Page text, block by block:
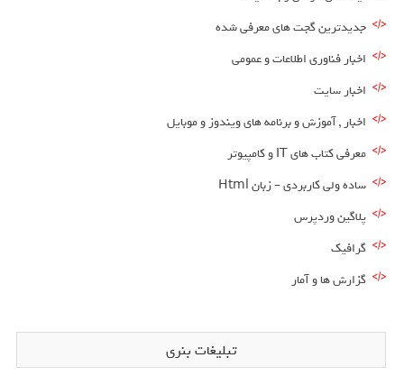
جدیدترین گجت های معرفی شده
اخبار فناوری اطلاعات و عمومی
اخبار سایت
اخبار , آموزش و برنامه های ویندوز و موبایل
معرفی کتاب های IT و کامپیوتر
ساده ولی کاربردی – زبان Html
پلاگین وردپرس
گرافیک
گزارش ها و آمار
تبلیغات بنری